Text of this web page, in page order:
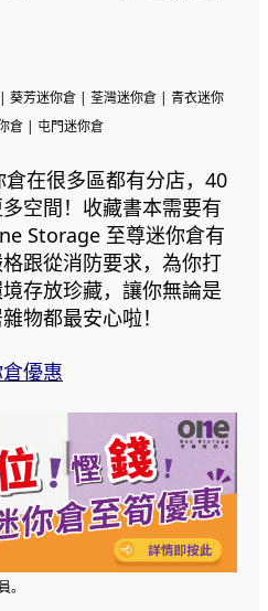
葵芳迷你倉 | 荃灣迷你倉 | 青衣迷你
倉 | 屯門迷你倉
在很多區都有分店，40
空間！收藏書本需要有
Storage 至尊迷你倉有
跟從消防要求，為你打
存放珍藏，讓你無論是
物都最安心啦！
優惠